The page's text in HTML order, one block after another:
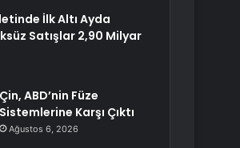
İlk Altı Ayda
Satışlar 2,90 Milyar
Çin, ABD’nin Füze
Sistemlerine Karşı Çıktı
Ağustos 6, 2026